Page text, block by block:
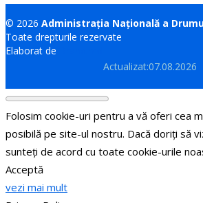
© 2026 Administrația Națională a
Toate drepturile rezervate
Elaborat de
Actualizat:07.08.2026
Folosim cookie-uri pentru a vă oferi cea
posibilă pe site-ul nostru. Dacă doriți să
sunteți de acord cu toate cookie-urile
Acceptă
vezi mai mult